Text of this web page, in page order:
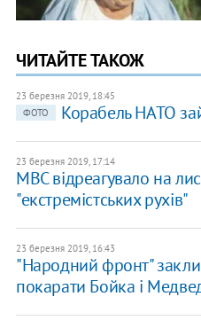
ЧИТАЙТЕ ТАКОЖ
23 березня 2019, 18:45
ФОТО
Корабель НАТО
23 березня 2019, 17:14
МВС відреагувало на
"екстремістських рухів"
23 березня 2019, 16:43
"Народний фронт"
покарати Бойка і